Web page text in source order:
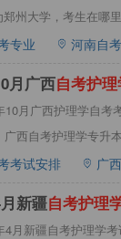
郑州大学，考生在哪
专业 河南自考
月广西自考护理
10月广西护理学自考
广西自考护理学专升
考试安排 广
新疆自考护理
4月新疆自考护理学